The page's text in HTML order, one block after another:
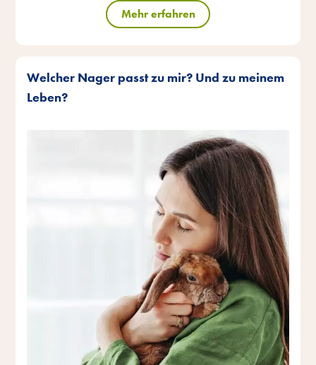
Mehr erfahren
Welcher Nager passt zu mir? Und zu meinem
Leben?